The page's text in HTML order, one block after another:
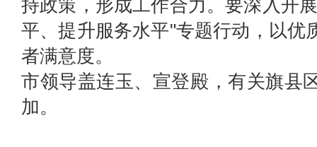
持政策，形成工作合力。要深入开
平、提升服务水平"专题行动，以优
者满意度。
市领导盖连玉、宣登殿，有关旗县
加。